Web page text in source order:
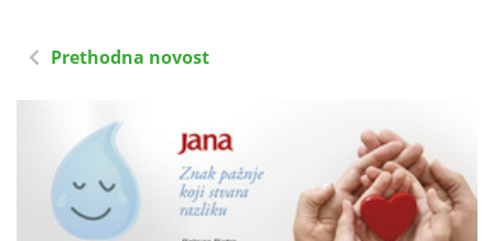
Prethodna novost